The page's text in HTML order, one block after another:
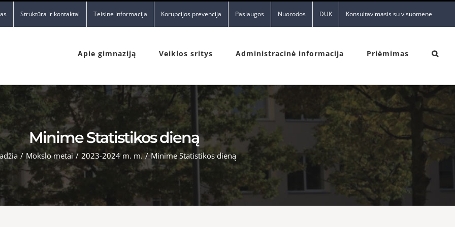
Struktūra ir kontaktai Teisinė informacija Korupcijos prevencija Paslaugos Nuorodos DUK Konsultavimasis su visuomene
Apie gimnaziją Veiklos sritys Administracinė informacija Priėmimas
Minime Statistikos dieną
/ Mokslo metai / 2023-2024 m. m. / Minime Statistikos dieną